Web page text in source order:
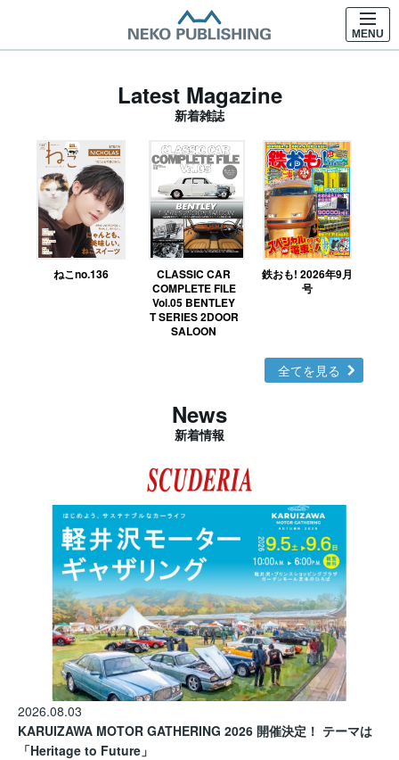
MENU
Latest Magazine
新着雑誌
ねこno.136
CLASSIC CAR
COMPLETE FILE
Vol.05 BENTLEY
T SERIES 2DOOR
SALOON
鉄おも! 2026年9月
号
全てを見る
News
新着情報
2026.08.03
KARUIZAWA MOTOR GATHERING 2026 開催決定！ テーマは
「Heritage to Future」